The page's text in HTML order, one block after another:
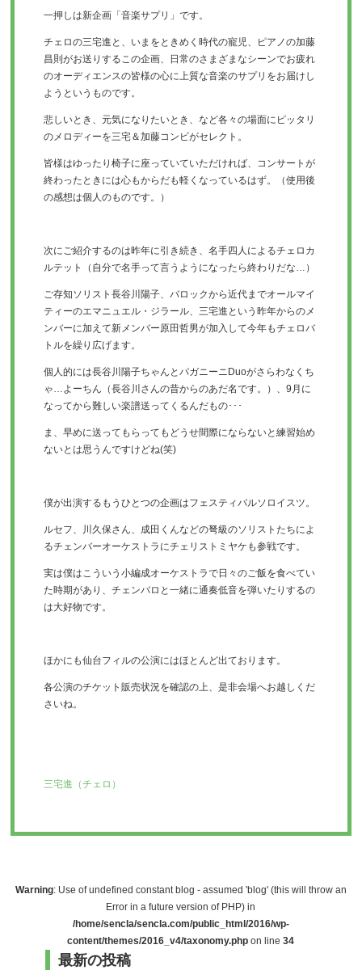
一押しは新企画「音楽サプリ」です。
チェロの三宅進と、いまをときめく時代の寵児、
ピアノの加藤
昌則がお送りするこの企画、
日常のさまざまなシーンでお疲れ
のオーディエンスの皆様の心に上質な音楽のサプリをお届けし
ようというものです。
悲しいとき、元気になりたいとき、など各々の場面にピッタリ
のメロディーを三宅＆加藤コンビがセレクト。
皆様はゆったり椅子に座っていていただければ、 コンサートが
終わったときには心もからだも軽くなっているはず。（使用後
の感想は個人のものです。）
次にご紹介するのは昨年に引き続き、名手四人によるチェロカ
ルテット（ 自分で名手って言うようになったら終わりだな…）
ご存知ソリスト長谷川陽子、バロックから近代までオールマイ
ティーのエマニュエル・ ジラール、三宅進という昨年からのメ
ンバーに加えて新メンバー原田哲男が加 入して今年もチェロバ
トルを繰り広げます。
個人的には長谷川陽子ちゃんとパガニーニ Duoがさらわなくち
ゃ…よーちん（長谷川さんの昔からのあだ名です。）、9 月に
なってから難しい楽譜送ってくるんだもの･･･
ま、早めに送ってもらってもどうせ間際にならないと練習始め
ないとは思うんですけどね(笑)
僕が出演するもうひとつの企画はフェスティバルソロイスツ。
ルセフ、川久保さん、 成田くんなどの弩級のソリストたちによ
るチェンバーオーケストラ にチェリストミヤケも参戦です。
実は僕はこういう小編成オーケストラで日々のご飯を食べてい
た時期があり、チェンバロと一緒に通奏低音を弾いたりするの
は大好物です。
ほかにも仙台フィルの公演にはほとんど出ております。
各公演のチケット販売状況を確認の上、是非会場へお越しくだ
さいね。
三宅進（チェロ）
Warning: Use of undefined constant blog - assumed 'blog' (this will throw an
Error in a future version of PHP) in
/home/sencla/sencla.com/public_html/2016/wp-
content/themes/2016_v4/taxonomy.php on line34
最新の投稿